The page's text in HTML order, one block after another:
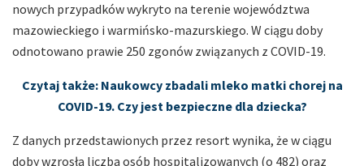
nowych przypadków wykryto na terenie województwa
mazowieckiego i warmińsko-mazurskiego. W ciągu doby
odnotowano prawie 250 zgonów związanych z COVID-19.
Czytaj także: Naukowcy zbadali mleko matki chorej na
COVID-19. Czy jest bezpieczne dla dziecka?
Z danych przedstawionych przez resort wynika, że w ciągu
doby wzrosła liczba osób hospitalizowanych (o 482) oraz